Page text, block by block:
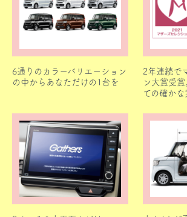
6通りのカラーバリエーション
の中からあなただけの1台を
2年連続で
ン大賞受賞
ての確かな